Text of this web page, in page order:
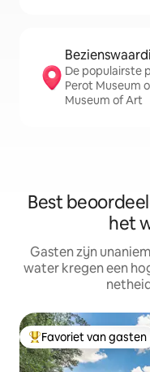
De populairste
Perot Museum
Museum of Art
Best
het
Gasten zijn
water kregen een
Topfavoriet van
Favoriet van gasten